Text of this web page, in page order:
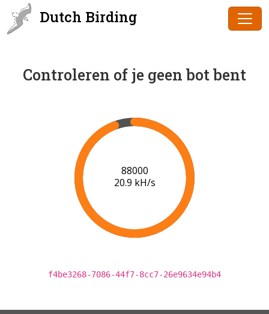
Dutch Birding
Controleren of je geen bot bent
91000
21.0 kH/s
f4be3268-7086-44f7-8cc7-26e9634e94b4